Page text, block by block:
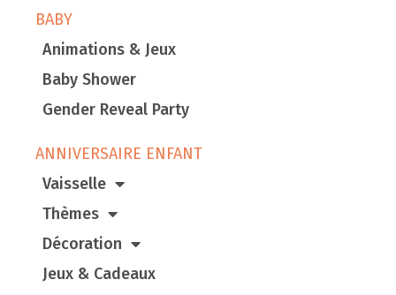
BABY
Animations & Jeux
Baby Shower
Gender Reveal Party
ANNIVERSAIRE ENFANT
Vaisselle
Thèmes
Décoration
Jeux & Cadeaux